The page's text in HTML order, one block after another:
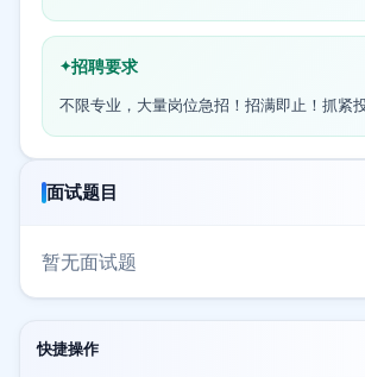
招聘要求
不限专业，大量岗位急招！招满即止！抓紧
面试题目
暂无面试题
快捷操作